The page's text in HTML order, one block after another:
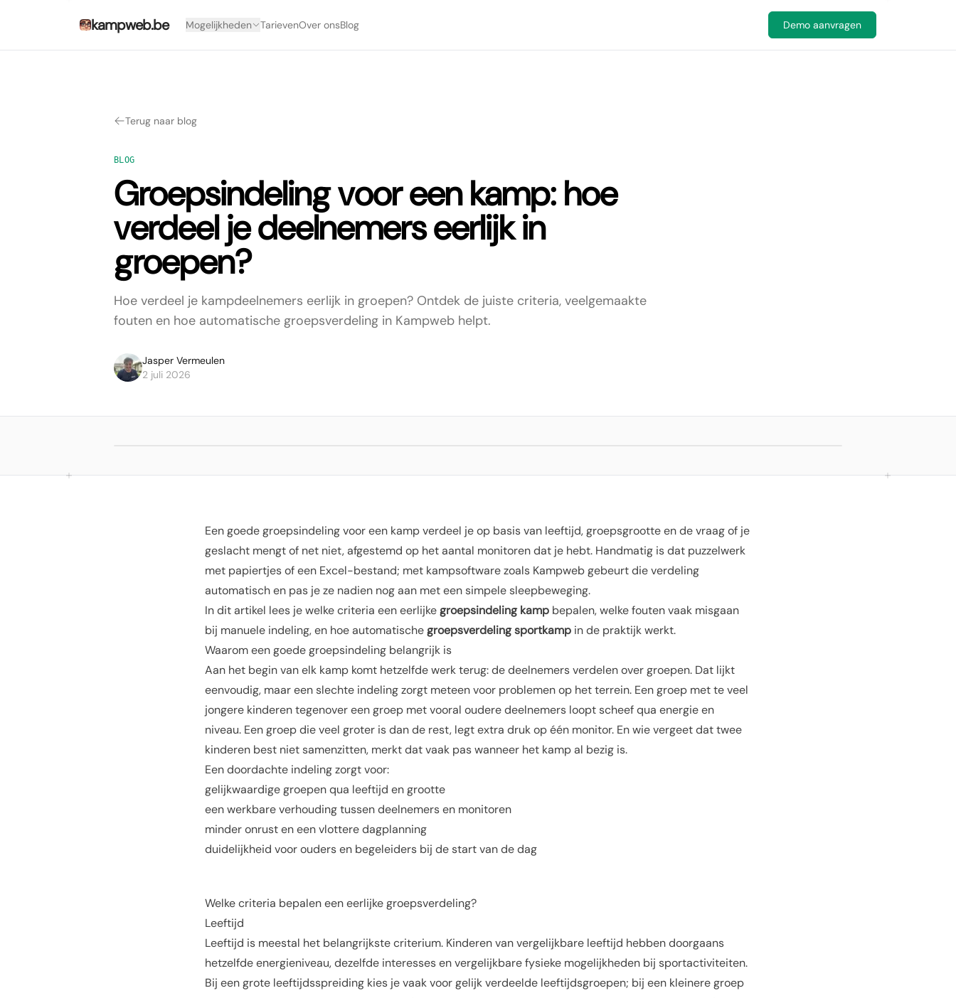
kampweb.be Mogelijkheden TarievenOver onsBlog Demo aanvragen
Terug naar blog
BLOG
Groepsindeling voor een kamp: hoe
verdeel je deelnemers eerlijk in
groepen?
Hoe verdeel je kampdeelnemers eerlijk in groepen? Ontdek de juiste criteria, veelgemaakte
fouten en hoe automatische groepsverdeling in Kampweb helpt.
Jasper Vermeulen
2 juli 2026
Een goede groepsindeling voor een kamp verdeel je op basis van leeftijd, groepsgrootte en de vraag of je
geslacht mengt of net niet, afgestemd op het aantal monitoren dat je hebt. Handmatig is dat puzzelwerk
met papiertjes of een Excel-bestand; met kampsoftware zoals Kampweb gebeurt die verdeling
automatisch en pas je ze nadien nog aan met een simpele sleepbeweging.
In dit artikel lees je welke criteria een eerlijkegroepsindeling kamp bepalen, welke fouten vaak misgaan
bij manuele indeling, en hoe automatischegroepsverdeling sportkamp in de praktijk werkt.
Waarom een goede groepsindeling belangrijk is
Aan het begin van elk kamp komt hetzelfde werk terug: de deelnemers verdelen over groepen. Dat lijkt
eenvoudig, maar een slechte indeling zorgt meteen voor problemen op het terrein. Een groep met te veel
jongere kinderen tegenover een groep met vooral oudere deelnemers loopt scheef qua energie en
niveau. Een groep die veel groter is dan de rest, legt extra druk op één monitor. En wie vergeet dat twee
kinderen best niet samenzitten, merkt dat vaak pas wanneer het kamp al bezig is.
Een doordachte indeling zorgt voor:
gelijkwaardige groepen qua leeftijd en grootte
een werkbare verhouding tussen deelnemers en monitoren
minder onrust en een vlottere dagplanning
duidelijkheid voor ouders en begeleiders bij de start van de dag
Welke criteria bepalen een eerlijke groepsverdeling?
Leeftijd
Leeftijd is meestal het belangrijkste criterium. Kinderen van vergelijkbare leeftijd hebben doorgaans
hetzelfde energieniveau, dezelfde interesses en vergelijkbare fysieke mogelijkheden bij sportactiviteiten.
Bij een grote leeftijdsspreiding kies je vaak voor gelijk verdeelde leeftijdsgroepen; bij een kleinere groep